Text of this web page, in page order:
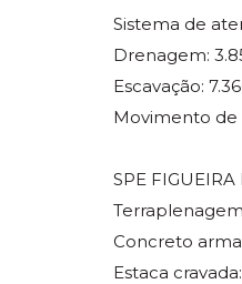
Sistema de
Drenagem:
Escavação:
Movimento de
SPE
Concreto
Estaca